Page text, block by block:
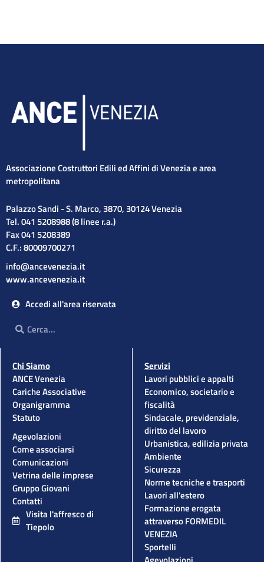
Associazione Costruttori Edili ed Affini di Venezia e area
metropolitana
Palazzo Sandi - S. Marco, 3870, 30124 Venezia
Tel. 041 5208988 (8 linee r.a.)
Fax 041 5208389
C.F.: 80009700271
info@ancevenezia.it
www.ancevenezia.it
Accedi all'area riservata
Cerca
Chi Siamo
ANCE Venezia
Cariche Associative
Organigramma
Statuto
Agevolazioni
Come associarsi
Comunicazioni
Vetrina delle imprese
Gruppo Giovani
Contatti
Visita l'affresco di
Tiepolo
Servizi
Lavori pubblici e appalti
Economico, societario e
fiscalità
Sindacale, previdenziale,
diritto del lavoro
Urbanistica, edilizia privata
Ambiente
Sicurezza
Norme tecniche e trasporti
Lavori all'estero
Formazione erogata
attraverso FORMEDIL
VENEZIA
Sportelli